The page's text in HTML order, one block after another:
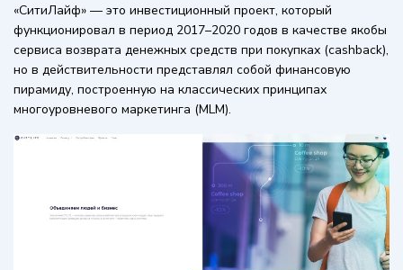
«СитиЛайф» — это инвестиционный проект, который
функционировал в период 2017–2020 годов в качестве якобы
сервиса возврата денежных средств при покупках (cashback),
но в действительности представлял собой финансовую
пирамиду, построенную на классических принципах
многоуровневого маркетинга (MLM).